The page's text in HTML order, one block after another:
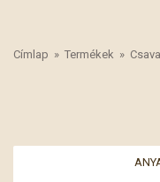
Címlap » Termékek »